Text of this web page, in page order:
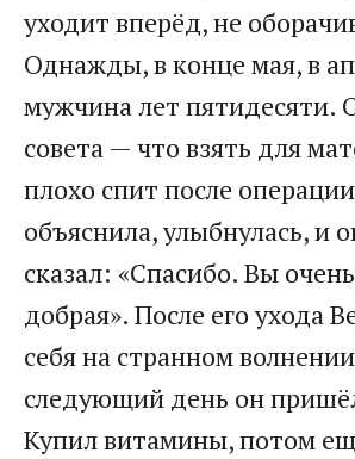
уходит вперёд, не
Однажды, в конце мая, в
мужчина лет пятидесяти.
совета — что взять для
плохо спит после
объяснила, улыбнулась, и
сказал: «Спасибо. Вы
добрая». После его ухода
себя на странном
следующий день он
Купил витамины, потом